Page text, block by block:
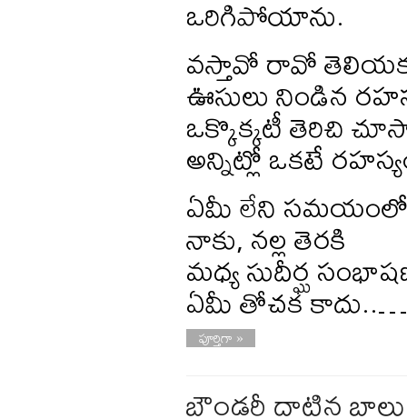
ఒరిగిపోయాను.
వస్తావో రావో
ఊసులు నిండిన
ఒక్కొక్కటీ తెరిచి
అన్నిట్లో ఒకటే
ఏమీ లేని సమయంలో
నాకు, నల్ల తెరకి
మధ్య సుదీర్ఘ
ఏమీ తోచక కాదు..…
పూర్తిగా »
బౌండరీ దాటిన బాలు